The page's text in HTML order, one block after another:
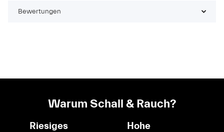
Bewertungen
Warum Schall & Rauch?
Riesiges
Hohe